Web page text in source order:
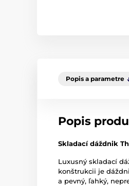
Popis a parametre
Popis
Skladací dáždnik
Luxusný skladací
konštrukcii je
a pevný, ľahký,